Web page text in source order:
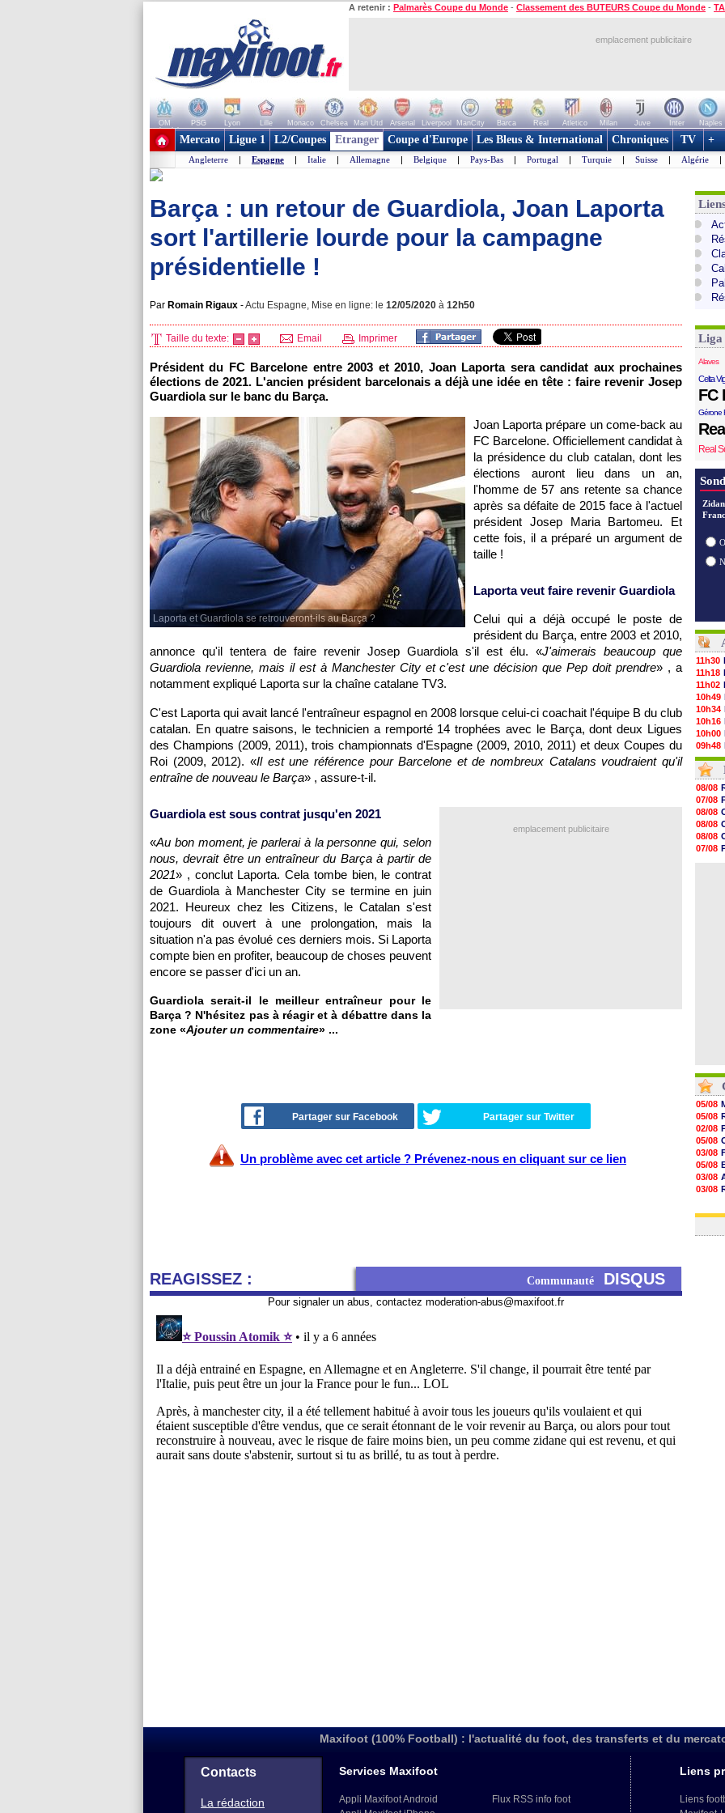
A retenir : Palmarès Coupe du Monde - Classement des BUTEURS Coupe du Monde -
emplacement publicitaire
OM PSG Lyon Lille Monaco Chelsea Man Utd Arsenal Liverpool ManCity Barca Real Atletico Milan Juve Inter Naples
+ de clubs
Mercato Ligue 1 L2/Coupes Etranger Coupe d'Europe Les Bleus & International Chroniques TV +
Angleterre | Espagne | Italie | Allemagne | Belgique | Pays-Bas | Portugal | Turquie | Suisse | Algérie |
Barça : un retour de Guardiola, Joan Laporta
sort l'artillerie lourde pour la campagne
présidentielle !
Par Romain Rigaux -Actu Espagne, Mise en ligne: le 12/05/2020 à 12h50
Taille du texte: Email Imprimer
Président du FC Barcelone entre 2003 et 2010, Joan Laporta sera candidat aux prochaines
élections de 2021. L'ancien président barcelonais a déjà une idée en tête : faire revenir Josep
Guardiola sur le banc du Barça.
Laporta et Guardiola se retrouveront-ils au Barça ?
Joan Laporta prépare un come-back au
FC Barcelone. Officiellement candidat à
la présidence du club catalan, dont les
élections auront lieu dans un an,
l'homme de 57 ans retente sa chance
après sa défaite de 2015 face à l'actuel
président Josep Maria Bartomeu. Et
cette fois, il a préparé un argument de
taille !
Laporta veut faire revenir Guardiola
Celui qui a déjà occupé le poste de
président du Barça, entre 2003 et 2010,
annonce qu'il tentera de faire revenir Josep Guardiola s'il est élu. «J'aimerais beaucoup que
Guardiola revienne, mais il est à Manchester City et c'est une décision que Pep doit prendre» , a
notamment expliqué Laporta sur la chaîne catalane TV3.
C'est Laporta qui avait lancé l'entraîneur espagnol en 2008 lorsque celui-ci coachait l'équipe B du club
catalan. En quatre saisons, le technicien a remporté 14 trophées avec le Barça, dont deux Ligues
des Champions (2009, 2011), trois championnats d'Espagne (2009, 2010, 2011) et deux Coupes du
Roi (2009, 2012). «Il est une référence pour Barcelone et de nombreux Catalans voudraient qu'il
entraîne de nouveau le Barça» , assure-t-il.
emplacement publicitaire
Guardiola est sous contrat jusqu'en 2021
«Au bon moment, je parlerai à la personne qui, selon
nous, devrait être un entraîneur du Barça à partir de
2021» , conclut Laporta. Cela tombe bien, le contrat
de Guardiola à Manchester City se termine en juin
2021. Heureux chez les Citizens, le Catalan s'est
toujours dit ouvert à une prolongation, mais la
situation n'a pas évolué ces derniers mois. Si Laporta
compte bien en profiter, beaucoup de choses peuvent
encore se passer d'ici un an.
Guardiola serait-il le meilleur entraîneur pour le
Barça ? N'hésitez pas à réagir et à débattre dans la
zone «Ajouter un commentaire» ...
Partager sur Facebook Partager sur Twitter
Un problème avec cet article ? Prévenez-nous en cliquant sur ce lien
REAGISSEZ : Communauté DISQUS
Pour signaler un abus, contactez moderation-abus@maxifoot.fr
Liga
Alaves
Celta
FC
Gérone
Real
11h30
11h18
11h02
10h49
10h34
10h16
10h00
09h48
09h25
09h10
08h52
08/08
08/08
08/08
08/08
08/08
08/08
08/08
07/08
08/08
08/08
08/08
07/08
05/08
05/08
02/08
05/08
03/08
05/08
03/08
03/08
03/08
Maxifoot (100% Football) : l'actualité du foot, des transferts et du
Contacts
La rédaction
Services Maxifoot
Appli Maxifoot Android
Flux RSS info foot
Liens
Liens